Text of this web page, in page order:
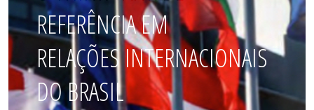
REFERÊNCIA EM
RELAÇÕES INTERNACIONAIS
DO BRASIL